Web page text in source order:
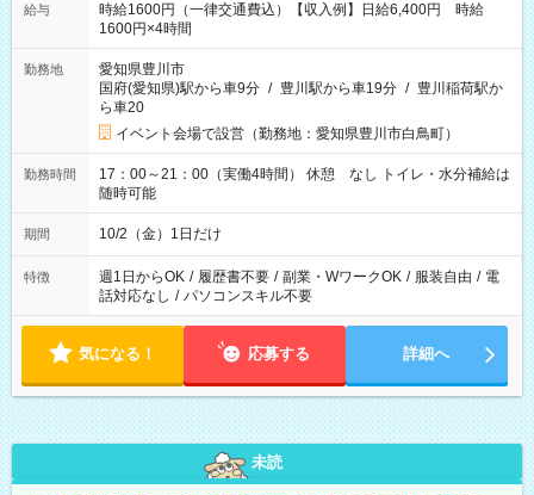
給与
時給1600円（一律交通費込）【収入例】日給6,400円 時給
1600円×4時間
勤務地
愛知県豊川市
国府(愛知県)駅から車9分 / 豊川駅から車19分 / 豊川稲荷駅か
ら車20
イベント会場で設営（勤務地：愛知県豊川市白鳥町）
勤務時間
17：00～21：00（実働4時間） 休憩 なし トイレ・水分補給は
随時可能
期間 10/2（金）1日だけ
特徴 週1日からOK / 履歴書不要 / 副業・WワークOK / 服装自由 / 電
話対応なし / パソコンスキル不要
気になる！ 応募する 詳細へ
未読